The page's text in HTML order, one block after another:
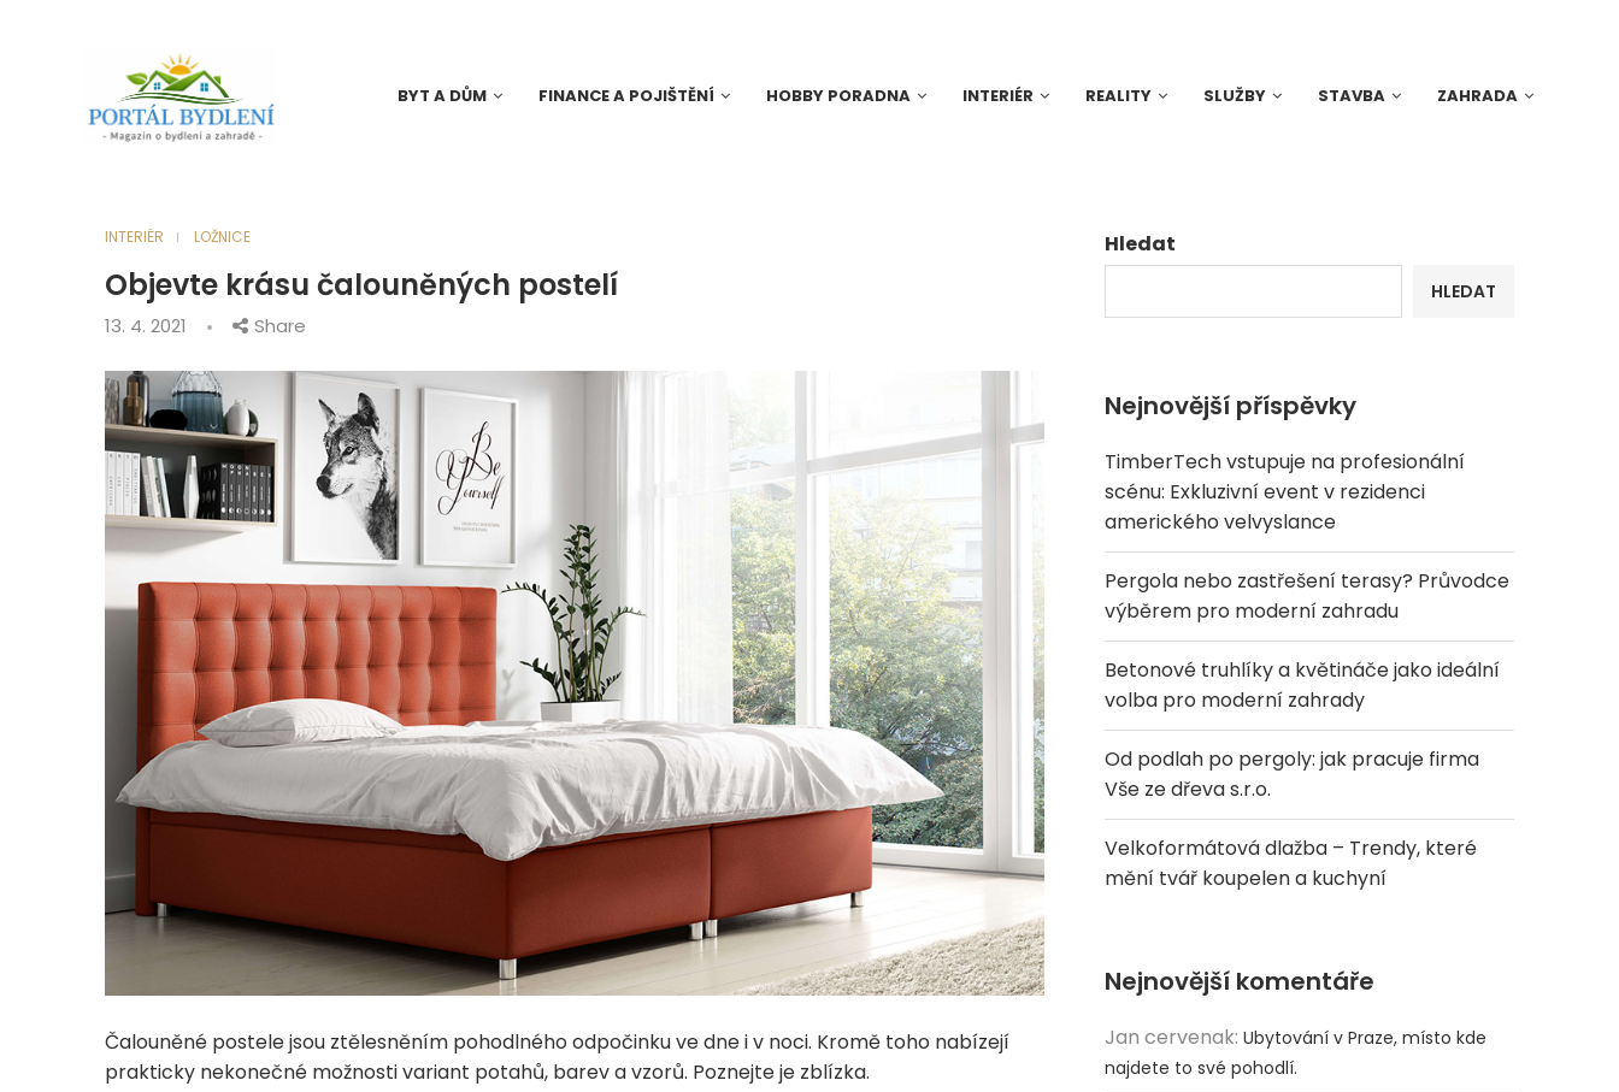
BYT A DŮM FINANCE A POJIŠTĚNÍ HOBBY PORADNA INTERIÉR REALITY SLUŽBY STAVBA ZAHRADA
INTERIÉR LOŽNICE
Objevte krásu čalouněných postelí
13. 4. 2021 Share
Čalouněné postele jsou ztělesněním pohodlného odpočinku ve dne i v noci. Kromě toho nabízejí
prakticky nekonečné možnosti variant potahů, barev a vzorů. Poznejte je zblízka.
Hledat
HLEDAT
Nejnovější příspěvky
TimberTech vstupuje na profesionální
scénu: Exkluzivní event v rezidenci
amerického velvyslance
Pergola nebo zastřešení terasy? Průvodce
výběrem pro moderní zahradu
Betonové truhlíky a květináče jako ideální
volba pro moderní zahrady
Od podlah po pergoly: jak pracuje firma
Vše ze dřeva s.r.o.
Velkoformátová dlažba – Trendy, které
mění tvář koupelen a kuchyní
Nejnovější komentáře
Jan cervenak: Ubytování v Praze, místo kde
najdete to své pohodlí.